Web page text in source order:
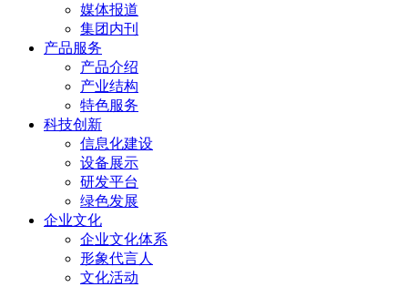
媒体报道
集团内刊
产品服务
产品介绍
产业结构
特色服务
科技创新
信息化建设
设备展示
研发平台
绿色发展
企业文化
企业文化体系
形象代言人
文化活动